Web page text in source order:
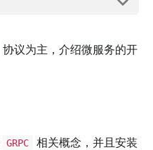
协议为主，介绍微服务的开
GRPC
相关概念，并且安装